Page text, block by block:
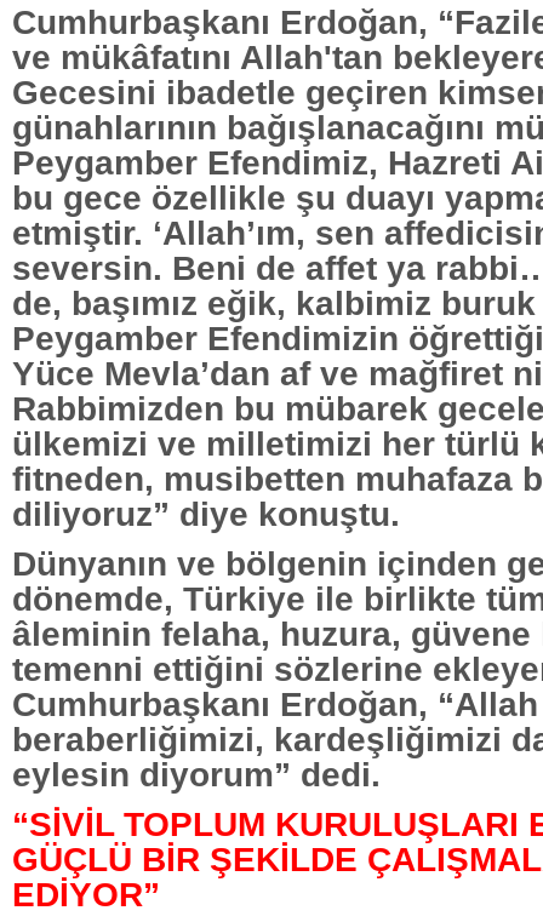
Cumhurbaşkanı Erdoğan,
ve mükâfatını Allah'tan
Gecesini ibadetle geçiren
günahlarının bağışlanacağını
Peygamber Efendimiz, Hazreti
bu gece özellikle şu duayı
etmiştir. ‘Allah’ım, sen
seversin. Beni de affet ya
de, başımız eğik, kalbimiz
Peygamber Efendimizin
Yüce Mevla’dan af ve mağfiret
Rabbimizden bu mübarek
ülkemizi ve milletimizi her türlü
fitneden, musibetten muhafaza
diliyoruz” diye konuştu.
Dünyanın ve bölgenin içinden
dönemde, Türkiye ile birlikte
âleminin felaha, huzura, güvene
temenni ettiğini sözlerine
Cumhurbaşkanı Erdoğan,
beraberliğimizi, kardeşliğimizi
eylesin diyorum” dedi.
“SİVİL TOPLUM KURULUŞLARI
GÜÇLÜ BİR ŞEKİLDE
EDİYOR”